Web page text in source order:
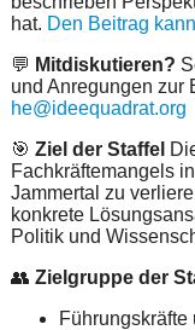
hat. Den Beitrag
💬 Mitdiskutieren?
und Anregungen zur
he@ideequadrat.org
🎯 Ziel der Staffel
Fachkräftemangels
Jammertal zu
konkrete
Politik und
👥 Zielgruppe der